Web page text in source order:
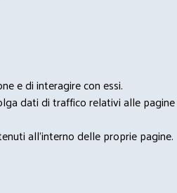
e di interagire con essi.
dati di traffico relativi alle
all'interno delle proprie pagine.